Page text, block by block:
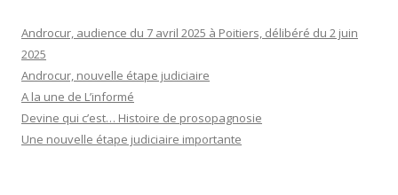
Androcur, audience du 7 avril 2025 à Poitiers, délibéré du 2 juin
2025
Androcur, nouvelle étape judiciaire
A la une de L’informé
Devine qui c’est… Histoire de prosopagnosie
Une nouvelle étape judiciaire importante